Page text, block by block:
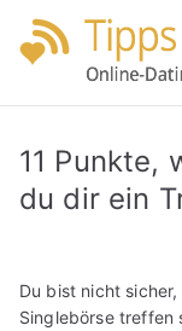
Zum
Inhalt
11 Punkte,
du dir ein
Du bist nicht
Singlebörse treffen